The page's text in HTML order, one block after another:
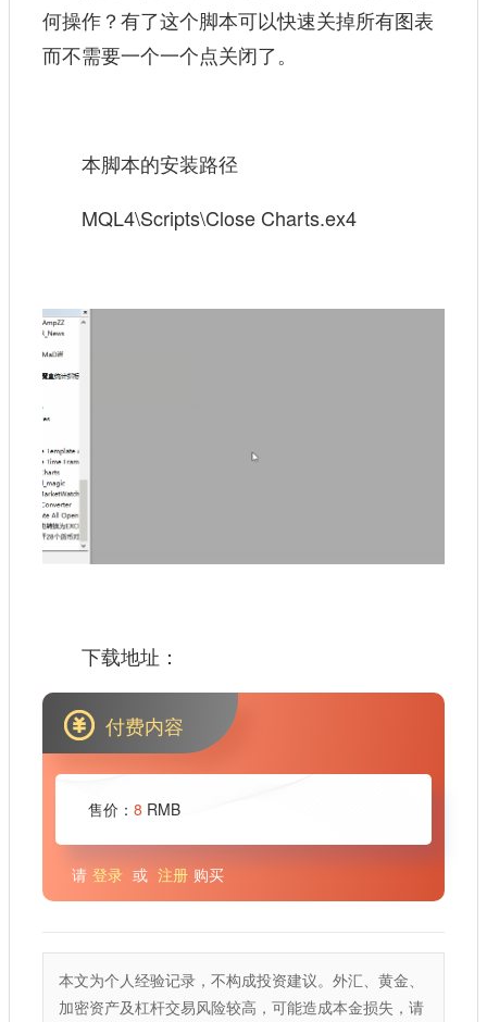
何操作？有了这个脚本可以快速关掉所有图表
而不需要一个一个点关闭了。
本脚本的安装路径
MQL4\Scripts\Close Charts.ex4
下载地址：
付费内容
售价： 8 RMB
请 登录 或 注册 购买
本文为个人经验记录，不构成投资建议。外汇、黄金、
加密资产及杠杆交易风险较高，可能造成本金损失，请